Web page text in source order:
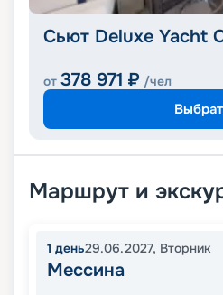
Сьют Deluxe Yacht
от 378 971 ₽ /чел
Маршрут и
1 день29.06.2027, Вторник
Мессина